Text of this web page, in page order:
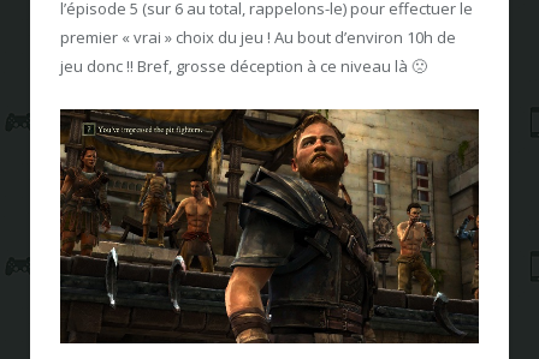
l’épisode 5 (sur 6 au total, rappelons-le) pour effectuer le
premier « vrai » choix du jeu ! Au bout d’environ 10h de
jeu donc !! Bref, grosse déception à ce niveau là 🙁